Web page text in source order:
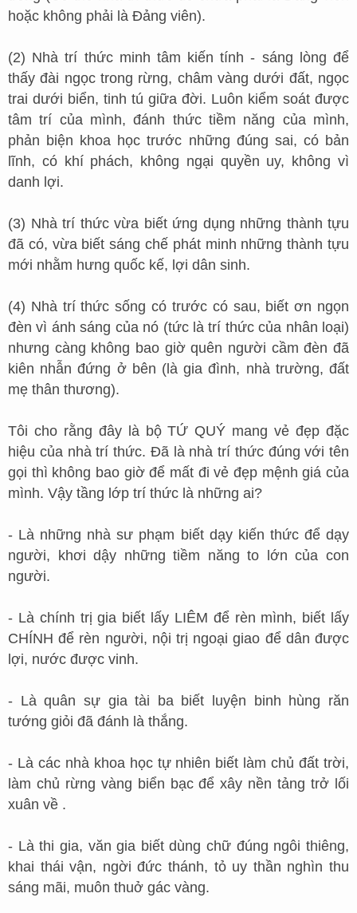
hoặc không phải là Đảng viên).
(2) Nhà trí thức minh tâm kiến tính - sáng lòng để
thấy đài ngọc trong rừng, châm vàng dưới đất, ngọc
trai dưới biển, tinh tú giữa đời. Luôn kiểm soát được
tâm trí của mình, đánh thức tiềm năng của mình,
phản biện khoa học trước những đúng sai, có bản
lĩnh, có khí phách, không ngại quyền uy, không vì
danh lợi.
(3) Nhà trí thức vừa biết ứng dụng những thành tựu
đã có, vừa biết sáng chế phát minh những thành tựu
mới nhằm hưng quốc kế, lợi dân sinh.
(4) Nhà trí thức sống có trước có sau, biết ơn ngọn
đèn vì ánh sáng của nó (tức là trí thức của nhân loại)
nhưng càng không bao giờ quên người cầm đèn đã
kiên nhẫn đứng ở bên (là gia đình, nhà trường, đất
mẹ thân thương).
Tôi cho rằng đây là bộ TỨ QUÝ mang vẻ đẹp đặc
hiệu của nhà trí thức. Đã là nhà trí thức đúng với tên
gọi thì không bao giờ để mất đi vẻ đẹp mệnh giá của
mình. Vậy tầng lớp trí thức là những ai?
- Là những nhà sư phạm biết dạy kiến thức để dạy
người, khơi dậy những tiềm năng to lớn của con
người.
- Là chính trị gia biết lấy LIÊM để rèn mình, biết lấy
CHÍNH để rèn người, nội trị ngoại giao để dân được
lợi, nước được vinh.
- Là quân sự gia tài ba biết luyện binh hùng răn
tướng giỏi đã đánh là thắng.
- Là các nhà khoa học tự nhiên biết làm chủ đất trời,
làm chủ rừng vàng biển bạc để xây nền tảng trở lối
xuân về .
- Là thi gia, văn gia biết dùng chữ đúng ngôi thiêng,
khai thái vận, ngời đức thánh, tỏ uy thần nghìn thu
sáng mãi, muôn thuở gác vàng.